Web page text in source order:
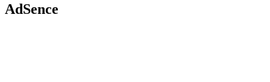
AdSence